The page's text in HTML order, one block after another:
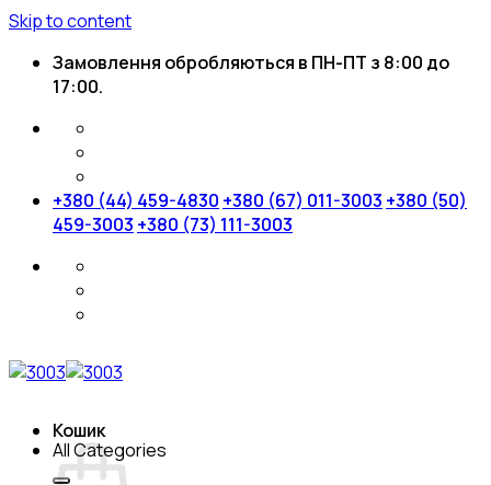
Skip to content
Замовлення обробляються в ПН-ПТ з 8:00 до
17:00.
+380 (44) 459-4830 +380 (67) 011-3003 +380 (50)
459-3003 +380 (73) 111-3003
Кошик
All Categories